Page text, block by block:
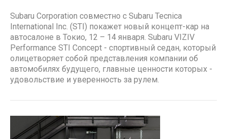
Subaru Corporation совместно с Subaru Tecnica
International Inc. (STI) покажет новый концепт-кар на
автосалоне в Токио, 12 – 14 января. Subaru VIZIV
Performance STI Concept - спортивный седан, который
олицетворяет собой представления компании об
автомобилях будущего, главные ценности которых -
удовольствие и уверенность за рулем.